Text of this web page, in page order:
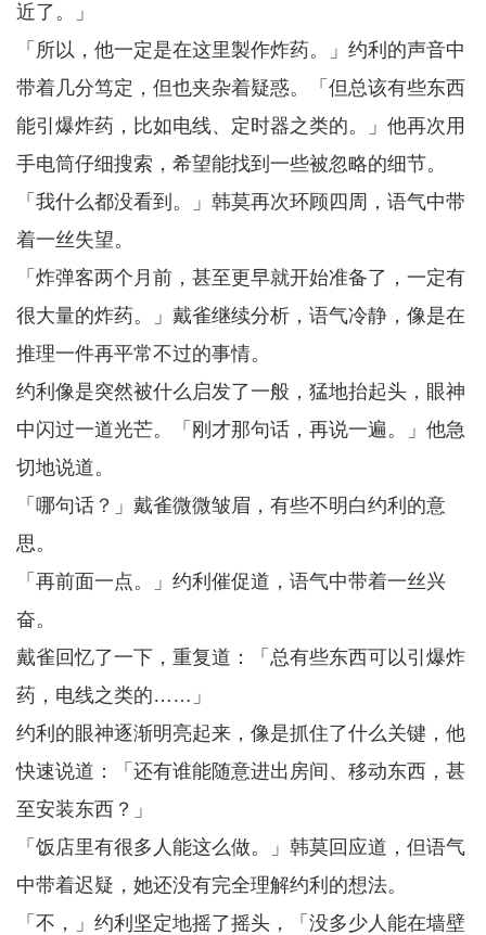
近了。」
「所以，他一定是在这里製作炸药。」约利的声音中
带着几分笃定，但也夹杂着疑惑。「但总该有些东西
能引爆炸药，比如电线、定时器之类的。」他再次用
手电筒仔细搜索，希望能找到一些被忽略的细节。
「我什么都没看到。」韩莫再次环顾四周，语气中带
着一丝失望。
「炸弹客两个月前，甚至更早就开始准备了，一定有
很大量的炸药。」戴雀继续分析，语气冷静，像是在
推理一件再平常不过的事情。
约利像是突然被什么启发了一般，猛地抬起头，眼神
中闪过一道光芒。「刚才那句话，再说一遍。」他急
切地说道。
「哪句话？」戴雀微微皱眉，有些不明白约利的意
思。
「再前面一点。」约利催促道，语气中带着一丝兴
奋。
戴雀回忆了一下，重复道：「总有些东西可以引爆炸
药，电线之类的……」
约利的眼神逐渐明亮起来，像是抓住了什么关键，他
快速说道：「还有谁能随意进出房间、移动东西，甚
至安装东西？」
「饭店里有很多人能这么做。」韩莫回应道，但语气
中带着迟疑，她还没有完全理解约利的想法。
「不，」约利坚定地摇了摇头，「没多少人能在墙壁